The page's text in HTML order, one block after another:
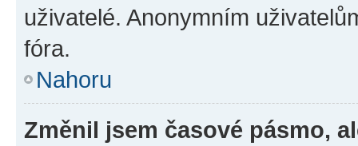
uživatelé. Anonymním
fóra.
Nahoru
Změnil jsem časové pásmo,